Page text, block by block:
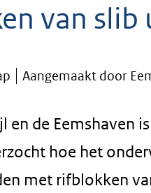
van
Aangemaakt door
de Eemshaven
hoe het
met rifblokken